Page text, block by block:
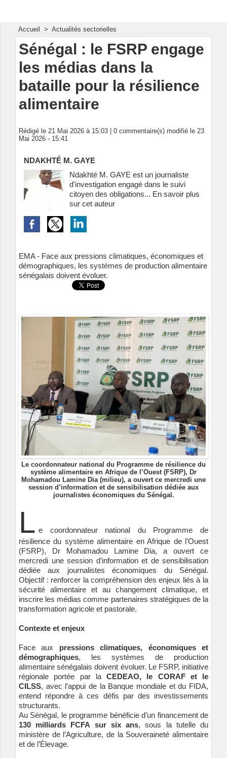
Accueil > Actualités sectorielles
Sénégal : le FSRP engage
les médias dans la
bataille pour la résilience
alimentaire
Rédigé le 21 Mai 2026 à 15:03 | 0 commentaire(s) modifié le 23
Mai 2026 - 15:41
NDAKHTÉ M. GAYE
Ndakhté M. GAYE est un journaliste
d'investigation engagé dans le suivi
citoyen des obligations... En savoir plus
sur cet auteur
EMA - Face aux pressions climatiques, économiques et
démographiques, les systèmes de production alimentaire
sénégalais doivent évoluer.
Le coordonnateur national du Programme de résilience du
système alimentaire en Afrique de l’Ouest (FSRP), Dr
Mohamadou Lamine Dia (milieu), a ouvert ce mercredi une
session d’information et de sensibilisation dédiée aux
journalistes économiques du Sénégal.
L e coordonnateur national du Programme de
résilience du système alimentaire en Afrique de l’Ouest
(FSRP), Dr Mohamadou Lamine Dia, a ouvert ce
mercredi une session d’information et de sensibilisation
dédiée aux journalistes économiques du Sénégal.
Objectif : renforcer la compréhension des enjeux liés à la
sécurité alimentaire et au changement climatique, et
inscrire les médias comme partenaires stratégiques de la
transformation agricole et pastorale.
Contexte et enjeux
Face aux pressions climatiques, économiques et
démographiques, les systèmes de production
alimentaire sénégalais doivent évoluer. Le FSRP, initiative
régionale portée par la CEDEAO, le CORAF et le
CILSS, avec l’appui de la Banque mondiale et du FIDA,
entend répondre à ces défis par des investissements
structurants.
Au Sénégal, le programme bénéficie d’un financement de
130 milliards FCFA sur six ans, sous la tutelle du
ministère de l’Agriculture, de la Souveraineté alimentaire
et de l’Élevage.